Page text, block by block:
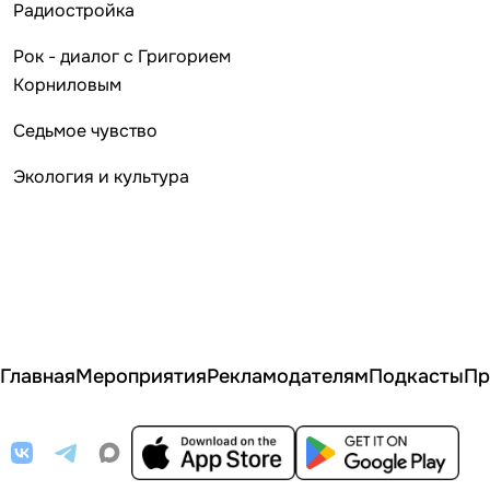
Радиостройка
Рок - диалог с Григорием
Корниловым
Седьмое чувство
Экология и культура
ГлавнаяМероприятияРекламодателямПодкасты